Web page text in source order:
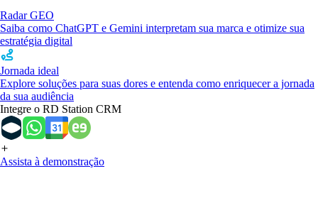
Radar GEO
Saiba como ChatGPT e Gemini interpretam sua marca e otimize sua
estratégia digital
Jornada ideal
Explore soluções para suas dores e entenda como enriquecer a jornada
da sua audiência
Integre o RD Station CRM
Assista à demonstração